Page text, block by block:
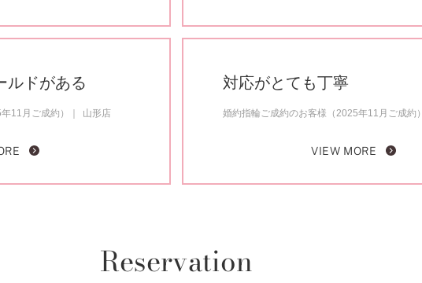
ルドがある
11月ご成約） 山形店
対応がとても丁寧
婚約指輪ご成約のお客様（2025年11月ご成約）
VIEW MORE
Reservation